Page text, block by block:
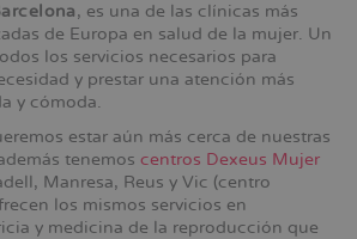
, es una de las clínicas más
de Europa en salud de la mujer. Un
los servicios necesarios para
y prestar una atención más
y cómoda.
estar aún más cerca de nuestras
tenemos centros Dexeus Mujer
Manresa, Reus y Vic (centro
los mismos servicios en
y medicina de la reproducción que